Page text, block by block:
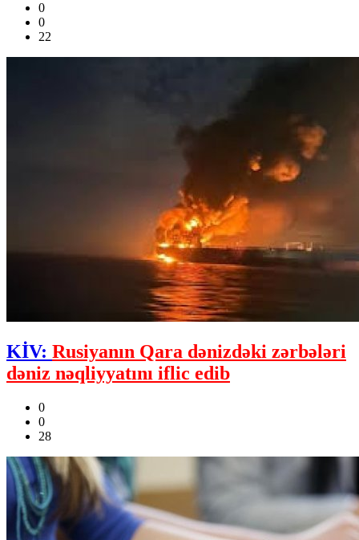
0
0
22
KİV: Rusiyanın Qara dənizdəki zərbələri
dəniz nəqliyyatını iflic edib
0
0
28